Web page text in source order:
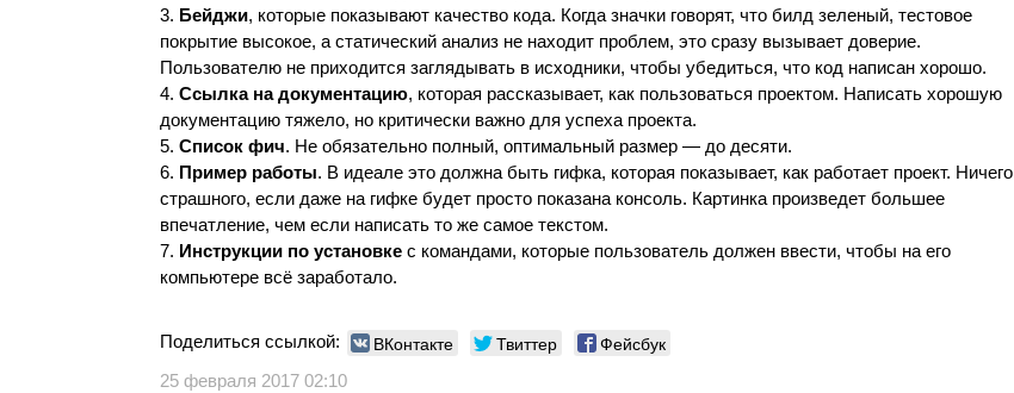
Бейджи, которые показывают качество кода. Когда значки говорят, что билд зеленый, тестовое
покрытие высокое, а статический анализ не находит проблем, это сразу вызывает доверие.
Пользователю не приходится заглядывать в исходники, чтобы убедиться, что код написан хорошо.
Ссылка на документацию, которая рассказывает, как пользоваться проектом. Написать хорошую
документацию тяжело, но критически важно для успеха проекта.
Список фич. Не обязательно полный, оптимальный размер — до десяти.
Пример работы. В идеале это должна быть гифка, которая показывает, как работает проект. Ничего
страшного, если даже на гифке будет просто показана консоль. Картинка произведет большее
впечатление, чем если написать то же самое текстом.
Инструкции по установке с командами, которые пользователь должен ввести, чтобы на его
компьютере всё заработало.
Поделиться ссылкой: ВКонтакте Твиттер Фейсбук
25 февраля 2017 02:10